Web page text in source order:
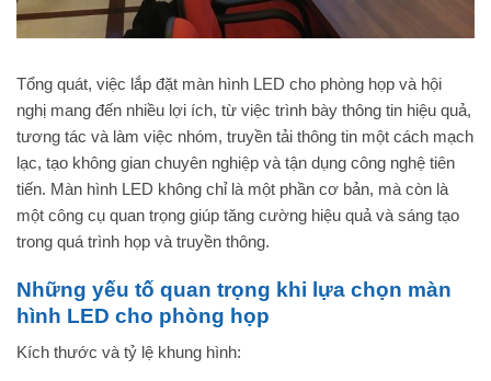
Tổng quát, việc lắp đặt màn hình LED cho phòng họp và hội
nghị mang đến nhiều lợi ích, từ việc trình bày thông tin hiệu quả,
tương tác và làm việc nhóm, truyền tải thông tin một cách mạch
lạc, tạo không gian chuyên nghiệp và tận dụng công nghệ tiên
tiến. Màn hình LED không chỉ là một phần cơ bản, mà còn là
một công cụ quan trọng giúp tăng cường hiệu quả và sáng tạo
trong quá trình họp và truyền thông.
Những yếu tố quan trọng khi lựa chọn màn
hình LED cho phòng họp
Kích thước và tỷ lệ khung hình: